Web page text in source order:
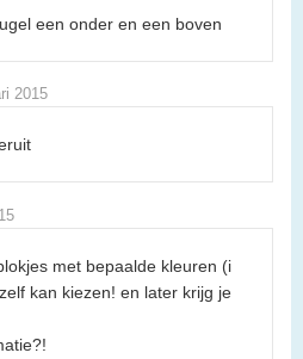
een onder en een boven
2015
met bepaalde kleuren (i
kan kiezen! en later krijg je